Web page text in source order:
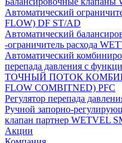
Автоматический
FLOW) DF ST/AD
Автоматический
-ограничитель расхода
Автоматический
перепада давления с
ТОЧНЫЙ ПОТОК
FLOW COMBIТNED) PFC
Регулятор перепада
Ручной запорно-
клапан партнер WETVEL
Акции